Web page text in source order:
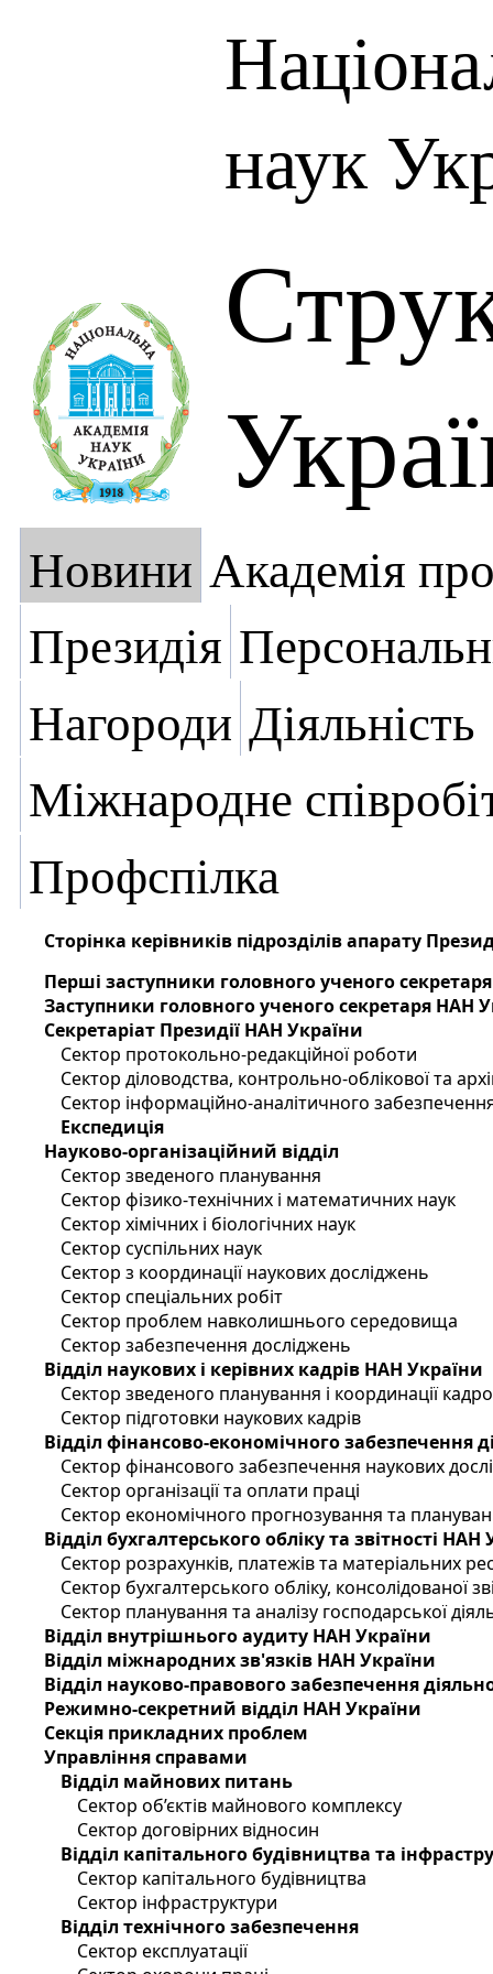
наук
Новини Академія
Президія
Нагороди Діяльність
Міжнародне
Профспілка
Сторінка керівників підрозділів апарату
Перші заступники головного ученого
Заступники головного ученого секретаря НАН
Секретаріат Президії НАН України
Сектор протокольно-редакційної роботи
Сектор діловодства, контрольно-облікової та
Сектор інформаційно-аналітичного
Експедиція
Науково-організаційний відділ
Сектор зведеного планування
Сектор фізико-технічних і математичних наук
Сектор хімічних і біологічних наук
Сектор суспільних наук
Сектор з координації наукових досліджень
Сектор спеціальних робіт
Сектор проблем навколишнього середовища
Сектор забезпечення досліджень
Відділ наукових і керівних кадрів НАН України
Сектор зведеного планування і координації
Сектор підготовки наукових кадрів
Відділ фінансово-економічного забезпечення
Сектор фінансового забезпечення наукових
Сектор організації та оплати праці
Сектор економічного прогнозування та
Відділ бухгалтерського обліку та звітності НАН
Сектор розрахунків, платежів та матеріальних
Сектор бухгалтерського обліку, консолідованої
Сектор планування та аналізу господарської
Відділ внутрішнього аудиту НАН України
Відділ міжнародних зв'язків НАН України
Відділ науково-правового забезпечення
Режимно-секретний відділ НАН України
Секція прикладних проблем
Управління справами
Відділ майнових питань
Сектор об’єктів майнового комплексу
Сектор договірних відносин
Відділ капітального будівництва та
Сектор капітального будівництва
Сектор інфраструктури
Відділ технічного забезпечення
Сектор експлуатації